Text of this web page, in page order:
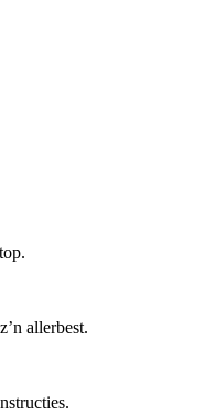
allerbest.